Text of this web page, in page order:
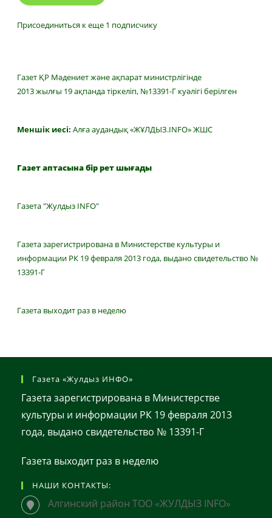
Присоединиться к еще 1 подписчику
Газет ҚР Мәдениет және ақпарат министрлігінде
2013 жылғы 19 ақпанда тіркеліп, №13391-Г куәлігі берілген
Меншік иесі: Алға аудандық «ЖҰЛДЫЗ.INFO» ЖШС
Газет аптасына бір рет шығады
Газета "Жулдыз INFO"
Газета зарегистрирована в Министерстве культуры и
информации РК 19 февраля 2013 года, выдано свидетельство №
13391-Г
Газета выходит раз в неделю
Газета «Жулдыз ИНФО»
Газета зарегистрирована в Министерстве
культуры и информации РК 19 февраля 2013
года, выдано свидетельство № 13391-Г
Газета выходит раз в неделю
НАШИ КОНТАКТЫ:
Алгинский район ТОО «ЖУЛДЫЗ INFO»